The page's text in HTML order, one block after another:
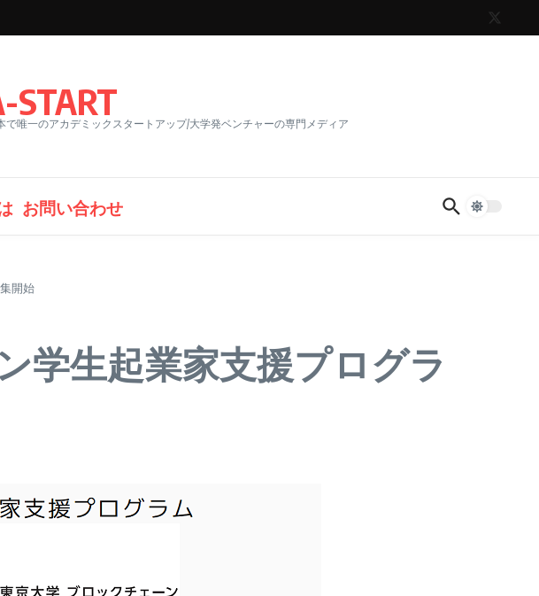
START
で唯一のアカデミックスタートアップ/大学発ベンチャーの専門メディア
お問い合わせ
開始
学生起業家支援プログラ